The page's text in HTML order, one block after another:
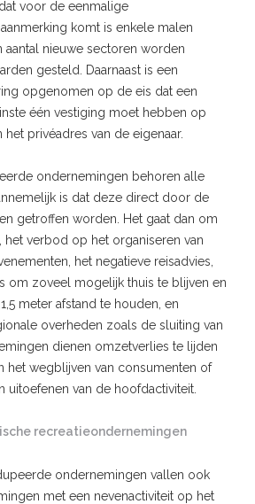
voor de eenmalige
komt is enkele malen
aantal nieuwe sectoren worden
gesteld. Daarnaast is een
opgenomen op de eis dat een
één vestiging moet hebben op
privéadres van de eigenaar.
ondernemingen behoren alle
is dat deze direct door de
getroffen worden. Het gaat dan om
verbod op het organiseren van
het negatieve reisadvies,
om zoveel mogelijk thuis te blijven en
meter afstand te houden, en
overheden zoals de sluiting van
dienen omzetverlies te lijden
het wegblijven van consumenten of
uitoefenen van de hoofdactiviteit.
recreatieondernemingen
ondernemingen vallen ook
met een nevenactiviteit op het